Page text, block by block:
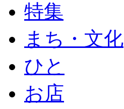
特集
まち・文化
ひと
お店